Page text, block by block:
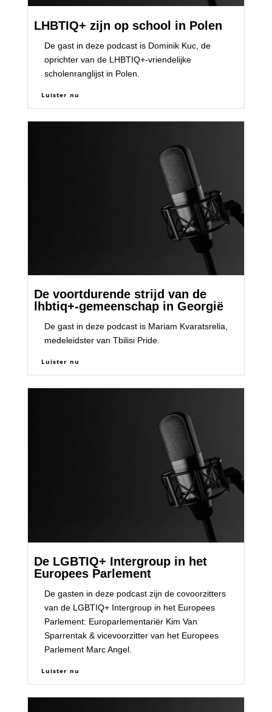
LHBTIQ+ zijn op school in Polen
De gast in deze podcast is Dominik Kuc, de
oprichter van de LHBTIQ+-vriendelijke
scholenranglijst in Polen.
Luister nu
De voortdurende strijd van de
lhbtiq+-gemeenschap in Georgië
De gast in deze podcast is Mariam Kvaratsrelia,
medeleidster van Tbilisi Pride.
Luister nu
De LGBTIQ+ Intergroup in het
Europees Parlement
De gasten in deze podcast zijn de covoorzitters
van de LGBTIQ+ Intergroup in het Europees
Parlement: Europarlementariër Kim Van
Sparrentak & vicevoorzitter van het Europees
Parlement Marc Angel.
Luister nu